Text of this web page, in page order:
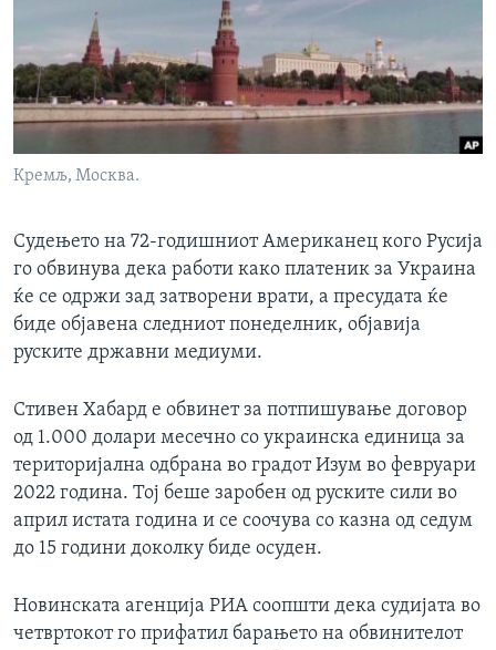
ИНТЕРВЈУА
Јазици
Кремљ, Москва.
Судењето на 72-годишниот Американец кого Русија
го обвинува дека работи како платеник за Украина
ќе се одржи зад затворени врати, а пресудата ќе
биде објавена следниот понеделник, објавија
руските државни медиуми.
Стивен Хабард е обвинет за потпишување договор
од 1.000 долари месечно со украинска единица за
територијална одбрана во градот Изум во февруари
2022 година. Тој беше заробен од руските сили во
април истата година и се соочува со казна од седум
до 15 години доколку биде осуден.
Новинската агенција РИА соопшти дека судијата во
четвртокот го прифатил барањето на обвинителот